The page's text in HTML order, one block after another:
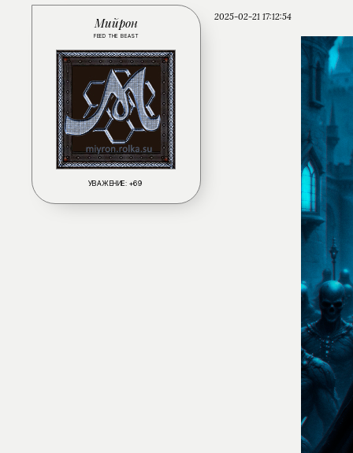
2025-02-21 17:12:54
Мийрон
FEED THE BEAST
УВАЖЕНИЕ: +69